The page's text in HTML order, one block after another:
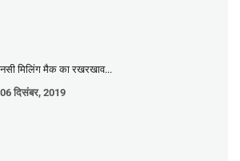
मिलिंग मैक का रखरखाव...
06 दिसंबर, 2019